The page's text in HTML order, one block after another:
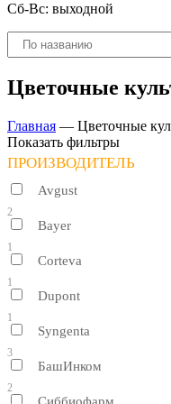
Сб-Вс: выходной
Поиск
товаров
Цветочные
Главная — Цветочные
Показать фильтры
ПРОИЗВОДИТЕЛЬ
Avgust
2
Bayer
1
Corteva
1
Dupont
1
Syngenta
3
БашИнком
2